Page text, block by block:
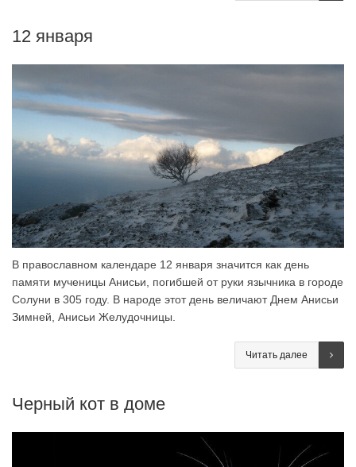
12 января
В православном календаре 12 января значится как день
памяти мученицы Анисьи, погибшей от руки язычника в городе
Солуни в 305 году. В народе этот день величают Днем Анисьи
Зимней, Анисьи Желудочницы.
Читать далее
Черный кот в доме